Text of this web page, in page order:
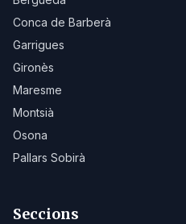
Conca de Barberà
Garrigues
Gironès
Maresme
Montsià
Osona
Pallars Sobirà
Seccions